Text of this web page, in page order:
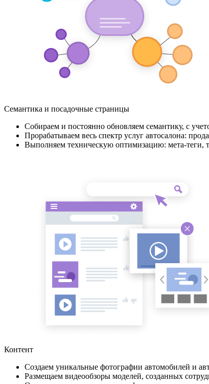
Семантика и посадочные страницы
Собираем и постоянно обновляем семантику, с
Прорабатываем весь спектр услуг автосалона:
Выполняем техническую оптимизацию: мета-теги,
Контент
Создаем уникальные фотографии автомобилей и
Размещаем видеообзоры моделей, созданных